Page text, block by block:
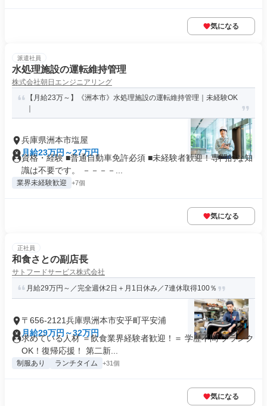
気になる
派遣社員
水処理施設の運転維持管理
株式会社朝日エンジニアリング
【月給23万～】《洲本市》水処理施設の運転維持管理｜未経験OK
兵庫県洲本市塩屋
月給23万円～27万円
資格・経験 ■普通自動車免許必須 ■未経験者歓迎！専門的な知
識は不要です。 －－－－...
業界未経験歓迎 +7個
気になる
正社員
和食さとの副店長
サトフードサービス株式会社
月給29万円～／完全週休2日＋月1日休み／7連休取得100％
〒656-2121兵庫県洲本市安乎町平安浦
月給29万円～32万円
求めている人材 ＝飲食業界経験者歓迎！＝ 学歴不問 ブランク
OK！復帰応援！ 第二新...
制服あり ランチタイム +31個
気になる